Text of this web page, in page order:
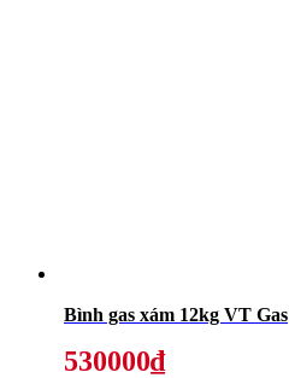
Bình gas xám 12kg VT Gas
530000₫